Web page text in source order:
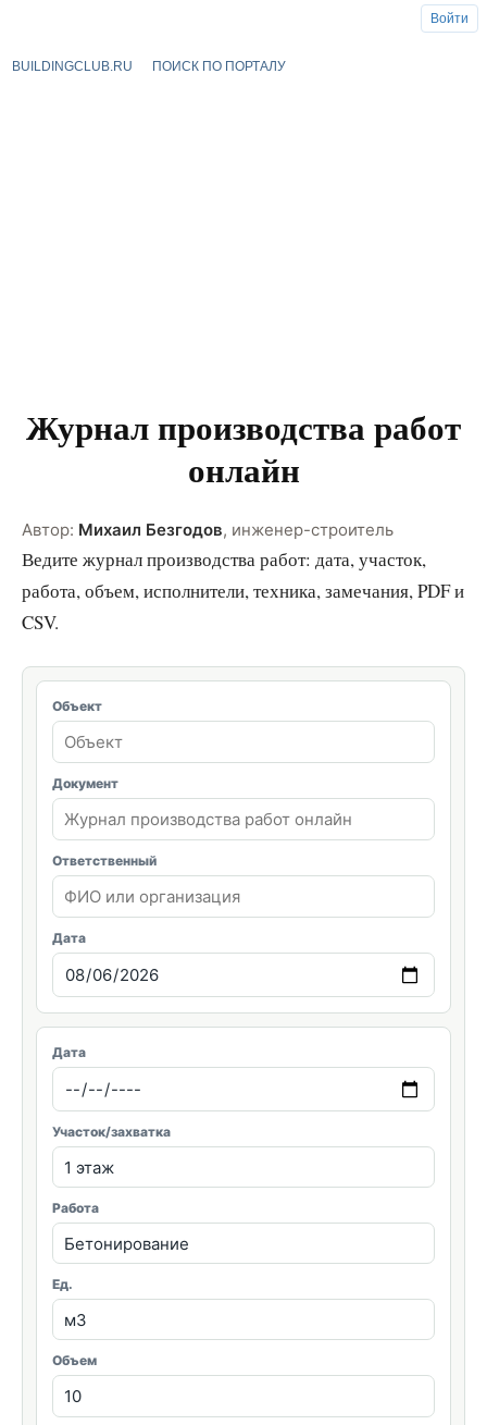
BUILDINGCLUB.RU ПОИСК ПО ПОРТАЛУ
Журнал производства работ
онлайн
Автор: Михаил Безгодов, инженер-строитель
Ведите журнал производства работ: дата, участок,
работа, объем, исполнители, техника, замечания, PDF и
CSV.
Объект
Документ
Ответственный
Дата
Дата
Участок/захватка
Работа
Ед.
Объем
Войти